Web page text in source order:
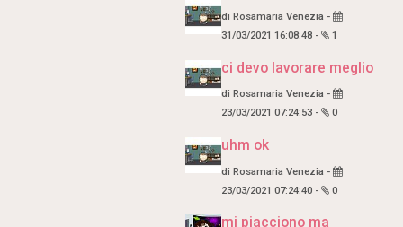
diRosamaria Venezia -
31/03/2021 16:08:48 - 1
ci devo lavorare meglio
di Rosamaria Venezia -
23/03/2021 07:24:53 - 0
uhm ok
diRosamaria Venezia -
23/03/2021 07:24:40 - 0
mi piacciono ma